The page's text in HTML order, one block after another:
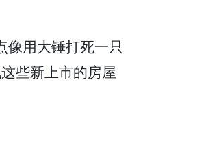
像用大锤打死一只
些新上市的房屋